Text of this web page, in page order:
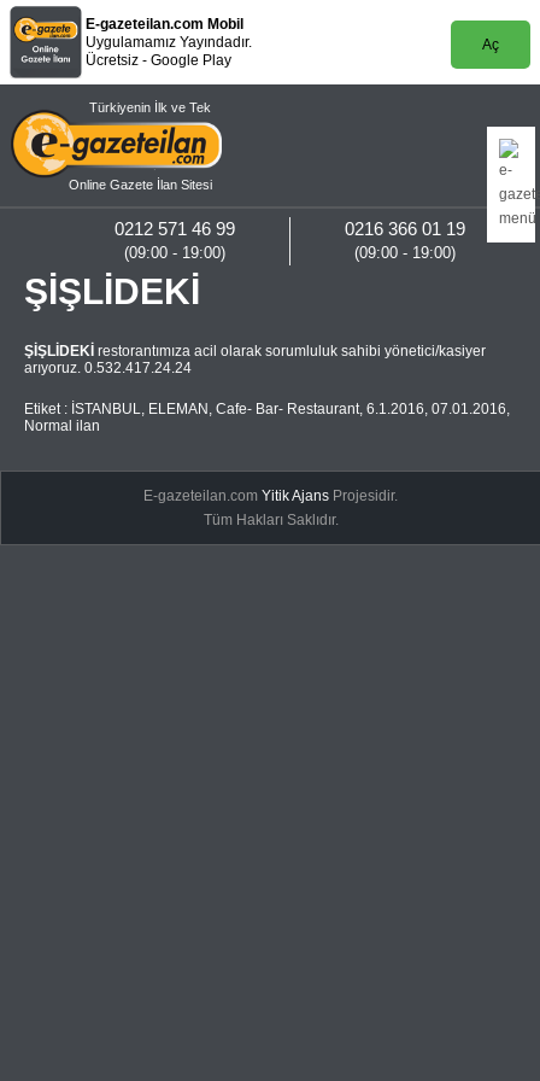
E-gazeteilan.com Mobil
Uygulamamız Yayındadır.
Ücretsiz - Google Play
Aç
Türkiyenin İlk ve Tek
Online Gazete İlan Sitesi
0216 366 01 19
(09:00 - 19:00)
0212 571 46 99
(09:00 - 19:00)
ŞİŞLİDEKİ
ŞİŞLİDEKİ restorantımıza acil olarak sorumluluk sahibi yönetici/kasiyer
arıyoruz. 0.532.417.24.24
Etiket : İSTANBUL, ELEMAN , Cafe- Bar- Restaurant, 6.1.2016, 07.01.2016,
Normal ilan
E-gazeteilan.comYitik Ajans Projesidir.
Tüm Hakları Saklıdır.